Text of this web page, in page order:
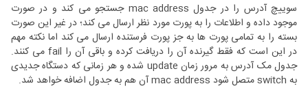
سوییچ آدرس را در جدول mac address جستجو می کند و در صورت
موجود داده و اطلاعات را به پورت مورد نظر ارسال می کند؛ در غیر این صورت
بسته را به تمامی پورت ها به جز پورت فرستنده ارسال می کند اما نکته مهم
در این است که فقط گیرنده آن را دریافت کرده و باقی آن را fail می کنند.
جدول مک آدرس به مرور زمان update شده و هر زمانی که دستگاه جدیدی
به switch متصل شود mac address آن هم به جدول اضافه خواهد شد.